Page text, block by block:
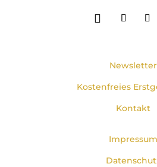
Newsletter
Kostenfreies
Kontakt
Impressum